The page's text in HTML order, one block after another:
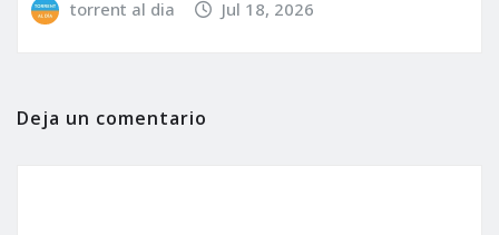
torrent al dia Jul 18, 2026
Deja un comentario